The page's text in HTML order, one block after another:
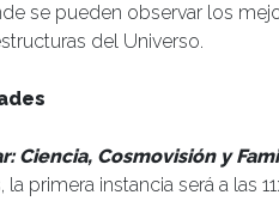
se pueden observar los
del Universo.
Ciencia, Cosmovisión y
la primera instancia será a las